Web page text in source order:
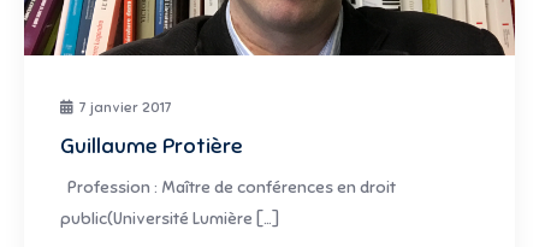
7 janvier 2017
Guillaume Protière
Profession : Maître de conférences en droit
public(Université Lumière […]